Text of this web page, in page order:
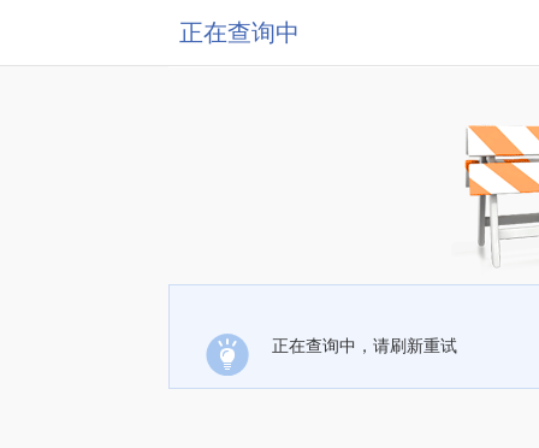
正在查询中
正在查询中，请刷新重试